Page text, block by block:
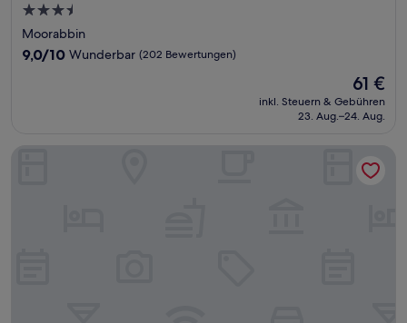
3.5-
Sterne-
Unterkunft
Moorabbin
9.0
9,0/10 Wunderbar (202 Bewertungen)
Der
Preis
beträgt
61 €
inkl. Steuern & Gebühren
23. Aug.–24. Aug.
View Melbourne